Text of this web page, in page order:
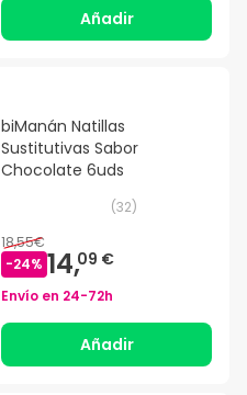
Añadir
biManán Natillas
Sustitutivas Sabor
Chocolate 6uds
(32)
18,55€
-24% 14,09 €
Envío en 24-72h
Añadir